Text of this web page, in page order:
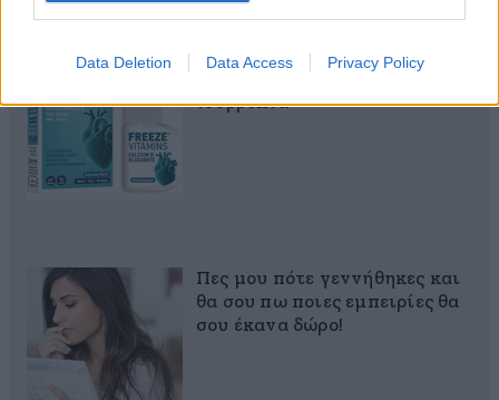
Data Deletion Data Access Privacy Policy
Ο απόλυτος σύμμαχος στην
ισορροπία
Πες μου πότε γεννήθηκες και
θα σου πω ποιες εμπειρίες θα
σου έκανα δώρο!